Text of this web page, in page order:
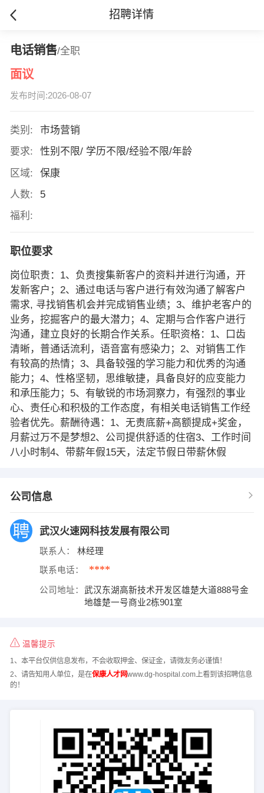
招聘详情
电话销售/全职
面议
发布时间:2026-08-07
类别:
市场营销
要求:
性别不限/ 学历不限/经验不限/年龄
区域:
保康
人数:
5
福利:
职位要求
岗位职责：1、负责搜集新客户的资料并进行沟通，开
发新客户；2、通过电话与客户进行有效沟通了解客户
需求, 寻找销售机会并完成销售业绩；3、维护老客户的
业务，挖掘客户的最大潜力；4、定期与合作客户进行
沟通，建立良好的长期合作关系。任职资格：1、口齿
清晰，普通话流利，语音富有感染力；2、对销售工作
有较高的热情；3、具备较强的学习能力和优秀的沟通
能力；4、性格坚韧，思维敏捷，具备良好的应变能力
和承压能力；5、有敏锐的市场洞察力，有强烈的事业
心、责任心和积极的工作态度，有相关电话销售工作经
验者优先。薪酬待遇：1、无责底薪+高额提成+奖金，
月薪过万不是梦想2、公司提供舒适的住宿3、工作时间
八小时制4、带薪年假15天，法定节假日带薪休假
公司信息
武汉火速网科技发展有限公司
联系人： 林经理
联系电话： ****
公司地址：
武汉东湖高新技术开发区雄楚大道888号金
地雄楚一号商业2栋901室
温馨提示
1、本平台仅供信息发布，不会收取押金、保证金，请微友务必谨慎！
2、请告知用人单位，是在保康人才网www.dg-hospital.com上看到该招聘信息
的！